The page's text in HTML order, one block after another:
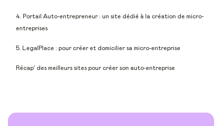
4. Portail Auto-entrepreneur : un site dédié à la création de micro-
entreprises
5. LegalPlace : pour créer et domicilier sa micro-entreprise
Récap’ des meilleurs sites pour créer son auto-entreprise